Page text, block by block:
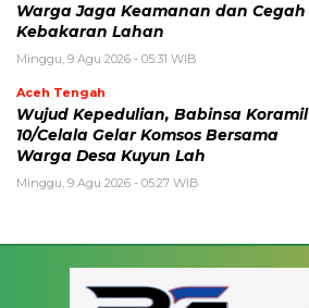
Warga Jaga Keamanan dan Cegah
Kebakaran Lahan
Minggu, 9 Agu 2026 - 05:31 WIB
Aceh Tengah
‎Wujud Kepedulian, Babinsa Koramil
10/Celala Gelar Komsos Bersama
Warga Desa Kuyun Lah
Minggu, 9 Agu 2026 - 05:27 WIB